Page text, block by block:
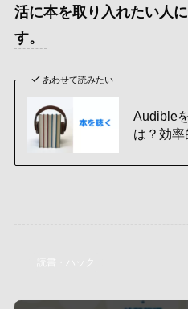
活に本を取り入れたい人
す。
あわせて読みたい
Audible
は？効
読書・ハック